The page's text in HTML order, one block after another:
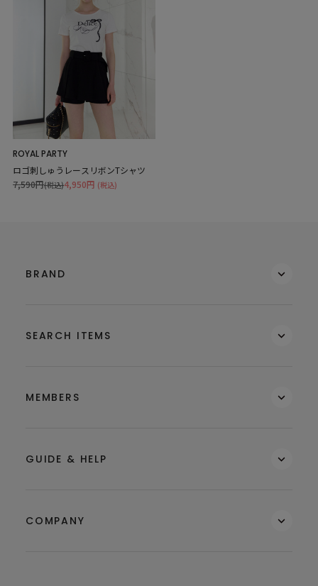
ROYAL PARTY
ロゴ刺しゅうレースリボンTシャツ
4,950円 (税込)
7,590円(税込)
BRAND
SEARCH ITEMS
MEMBERS
GUIDE & HELP
COMPANY